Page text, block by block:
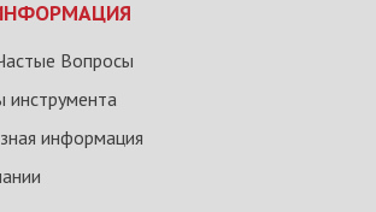
Вопросы
информация